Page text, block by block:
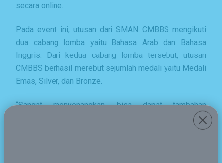
secara online.
Pada event ini, utusan dari SMAN CMBBS mengikuti
dua cabang lomba yaitu Bahasa Arab dan Bahasa
Inggris. Dari kedua cabang lomba tersebut, utusan
CMBBS berhasil merebut sejumlah medali yaitu Medali
Emas, Silver, dan Bronze.
“Sangat menyenangkan, bisa dapat tambahan
pengalaman dan juga ilmu baru.” Ungkap Annisa Sabrina
Syawaliani yang berhasil meraih Silver Medal pada